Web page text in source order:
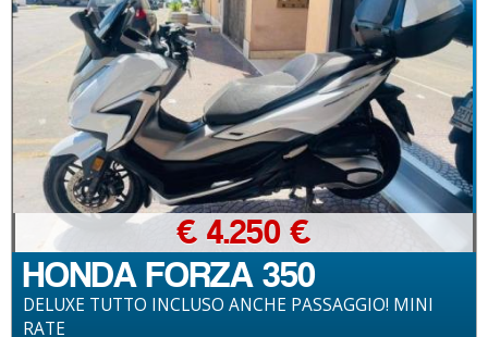
HONDA FORZA 350
DELUXE TUTTO INCLUSO ANCHE PASSAGGIO! MINI
RATE
€ 4.250 €